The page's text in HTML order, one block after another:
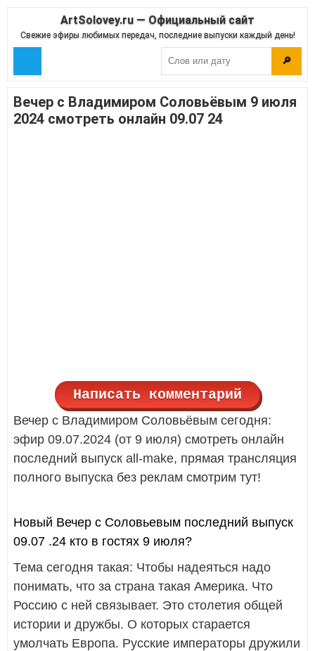
ArtSolovey.ru — Официальный сайт
Свежие эфиры любимых передач, последние выпуски каждый день!
🔎
Вечер с Владимиром Соловьёвым 9 июля
2024 смотреть онлайн 09.07 24
Написать комментарий
Вечер с Владимиром Соловьёвым сегодня:
эфир 09.07.2024 (от 9 июля) смотреть онлайн
последний выпуск all-make, прямая трансляция
полного выпуска без реклам смотрим тут!
Новый Вечер с Соловьевым последний выпуск
09.07 .24 кто в гостях 9 июля?
Тема сегодня такая: Чтобы надеяться надо
понимать, что за страна такая Америка. Что
Россию с ней связывает. Это столетия общей
истории и дружбы. О которых старается
умолчать Европа. Русские императоры дружили